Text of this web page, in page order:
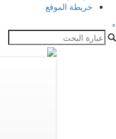
خريطة الموقع
×